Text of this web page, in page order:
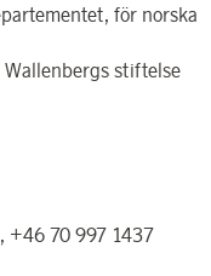
för norska
stiftelse
+46 70 997 1437